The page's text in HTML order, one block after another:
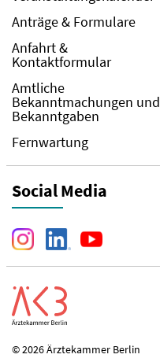
Anträge & Formulare
Anfahrt &
Kontaktformular
Amtliche
Bekanntmachungen und
Bekanntgaben
Fernwartung
Social Media
© 2026 Ärztekammer Berlin